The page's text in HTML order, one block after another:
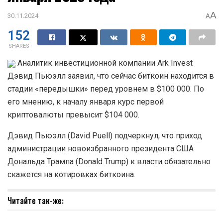
30.11.2024 AA
152
SHARES
Аналитик инвестиционной компании Ark Invest
Дэвид Пьюэлл заявил, что сейчас биткоин находится в
стадии «передышки» перед уровнем в $100 000. По
его мнению, к началу января курс первой
криптовалюты превысит $104 000.
Дэвид Пьюэлл (David Puell) подчеркнул, что приход
администрации новоизбранного президента США
Дональда Трампа (Donald Trump) к власти обязательно
скажется на котировках биткоина.
Читайте так-же: